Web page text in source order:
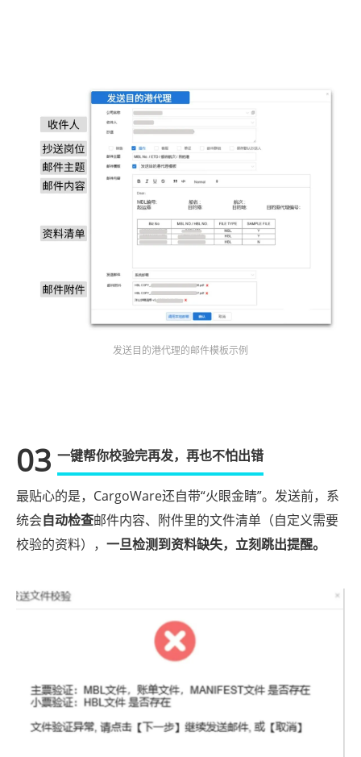
发送目的港代理的邮件模板示例
03 一键帮你校验完再发，再也不怕出错
最贴心的是，CargoWare还自带“火眼金睛”。发送前，系
统会自动检查邮件内容、附件里的文件清单（自定义需要
校验的资料）， 一旦检测到资料缺失，立刻跳出提醒。